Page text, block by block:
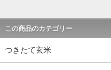
この商品のカテゴリー
つきたて玄米